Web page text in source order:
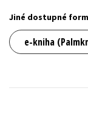
Jiné dostupné
e-kniha